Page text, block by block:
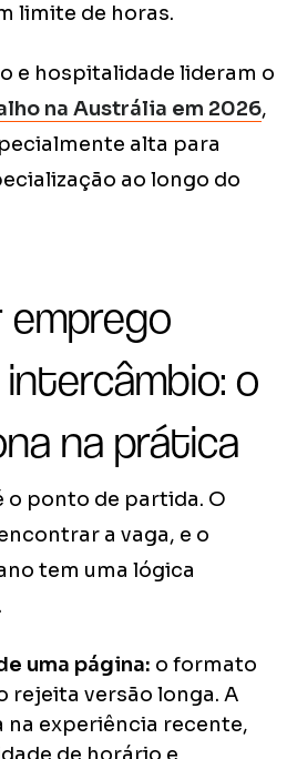
limite de horas.
e hospitalidade lideram o
na Austrália em 2026,
alta para
ao longo do
emprego
o
na prática
o ponto de partida. O
a vaga, e o
tem uma lógica
uma página: o formato
rejeita versão longa. A
na experiência recente,